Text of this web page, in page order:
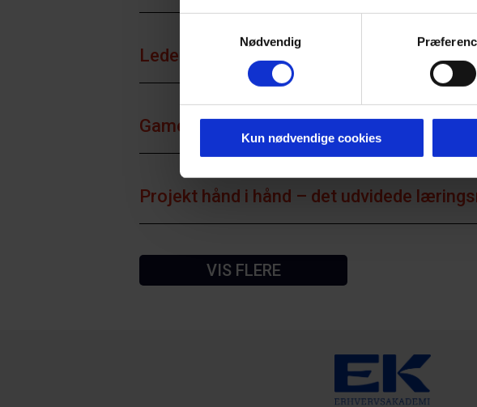
Nødvendig
Kun nødvendige cookies
Ledelse af projektarbejdsformen hos
Game Hub Scandinavia
Projekt hånd i hånd – det udvidede
VIS FLERE